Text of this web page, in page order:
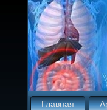
Главная